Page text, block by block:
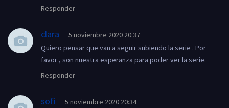
Responder
clara
5 noviembre 2020 20:37
Quiero pensar que van a seguir subiendo la serie . Por
favor , son nuestra esperanza para poder ver la serie.
Responder
sofi
5 noviembre 2020 20:34